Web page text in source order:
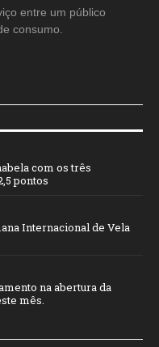
entre um público
consumo.
com os três
pontos
Internacional de Vela
na abertura da
mês.